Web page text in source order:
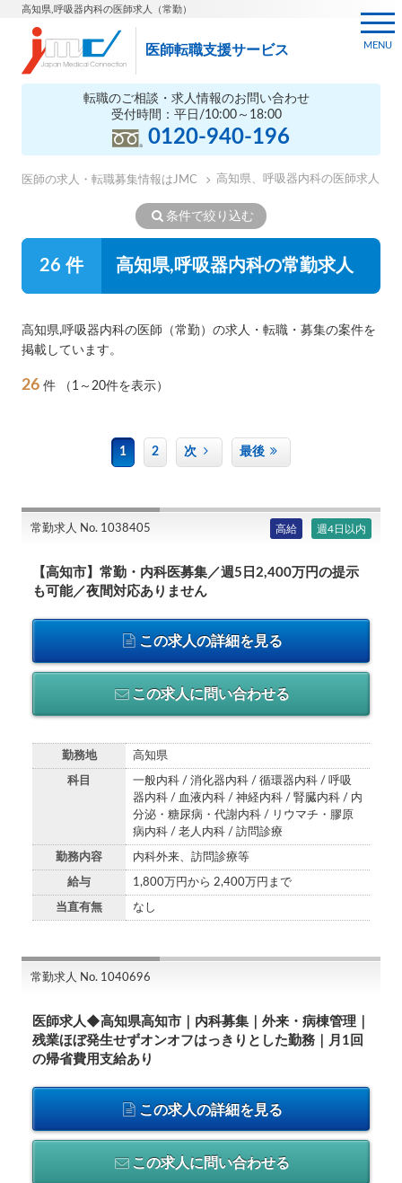
高知県,呼吸器内科の医師求人（常勤）
医師転職支援サービス
転職のご相談・求人情報のお問い合わせ
受付時間：平日/10:00～18:00
0120-940-196
MENU
医師の求人・転職募集情報はJMC 高知県、呼吸器内科の医師求人
条件で絞り込む
26 件 高知県,呼吸器内科の常勤求人
高知県,呼吸器内科の医師（常勤）の求人・転職・募集の案件を
掲載しています。
26 件 （1～20件を表示）
1 2 次 最後
常勤求人 No. 1038405 高給 週4日以内
【高知市】常勤・内科医募集／週5日2,400万円の提示
も可能／夜間対応ありません
この求人の詳細を見る
この求人に問い合わせる
勤務地 高知県
科目
一般内科 / 消化器内科 / 循環器内科 / 呼吸
器内科 / 血液内科 / 神経内科 / 腎臓内科 / 内
分泌・糖尿病・代謝内科 / リウマチ・膠原
病内科 / 老人内科 / 訪問診療
勤務内容 内科外来、訪問診療等
給与 1,800万円から 2,400万円まで
当直有無 なし
常勤求人 No. 1040696
医師求人◆高知県高知市｜内科募集｜外来・病棟管理｜
残業ほぼ発生せずオンオフはっきりとした勤務｜月1回
の帰省費用支給あり
この求人の詳細を見る
この求人に問い合わせる